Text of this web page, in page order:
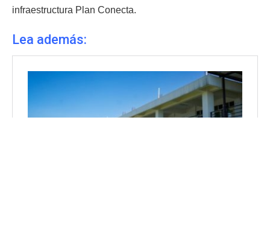
infraestructura Plan Conecta.
Lea además: